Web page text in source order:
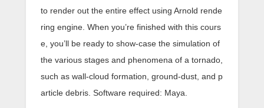
to render out the entire effect using Arnold rende
ring engine. When you’re finished with this cours
e, you’ll be ready to show-case the simulation of
the various stages and phenomena of a tornado,
such as wall-cloud formation, ground-dust, and p
article debris. Software required: Maya.